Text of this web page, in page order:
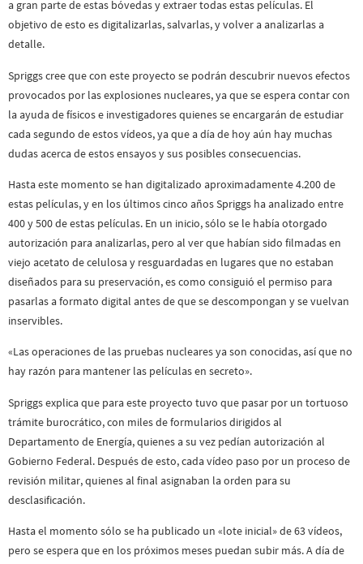
a gran parte de estas bóvedas y extraer todas estas películas. El
objetivo de esto es digitalizarlas, salvarlas, y volver a analizarlas a
detalle.
Spriggs cree que con este proyecto se podrán descubrir nuevos efectos
provocados por las explosiones nucleares, ya que se espera contar con
la ayuda de físicos e investigadores quienes se encargarán de estudiar
cada segundo de estos vídeos, ya que a día de hoy aún hay muchas
dudas acerca de estos ensayos y sus posibles consecuencias.
Hasta este momento se han digitalizado aproximadamente 4.200 de
estas películas, y en los últimos cinco años Spriggs ha analizado entre
400 y 500 de estas películas. En un inicio, sólo se le había otorgado
autorización para analizarlas, pero al ver que habían sido filmadas en
viejo acetato de celulosa y resguardadas en lugares que no estaban
diseñados para su preservación, es como consiguió el permiso para
pasarlas a formato digital antes de que se descompongan y se vuelvan
inservibles.
«Las operaciones de las pruebas nucleares ya son conocidas, así que no
hay razón para mantener las películas en secreto».
Spriggs explica que para este proyecto tuvo que pasar por un tortuoso
trámite burocrático, con miles de formularios dirigidos al
Departamento de Energía, quienes a su vez pedían autorización al
Gobierno Federal. Después de esto, cada vídeo paso por un proceso de
revisión militar, quienes al final asignaban la orden para su
desclasificación.
Hasta el momento sólo se ha publicado un «lote inicial» de 63 vídeos,
pero se espera que en los próximos meses puedan subir más. A día de